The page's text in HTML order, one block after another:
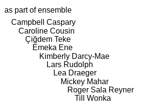
as part of ensemble
Campbell Caspary
Caroline Cousin
Çiğdem Teke
Emeka Ene
Kimberly Darcy-Mae
Lars Rudolph
Lea Draeger
Mickey Mahar
Roger Sala Reyner
Till Wonka